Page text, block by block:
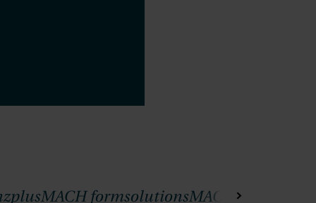
MACH formsolutionsMACH progranta